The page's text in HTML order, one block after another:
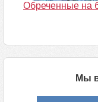
Обреченные на
Мы